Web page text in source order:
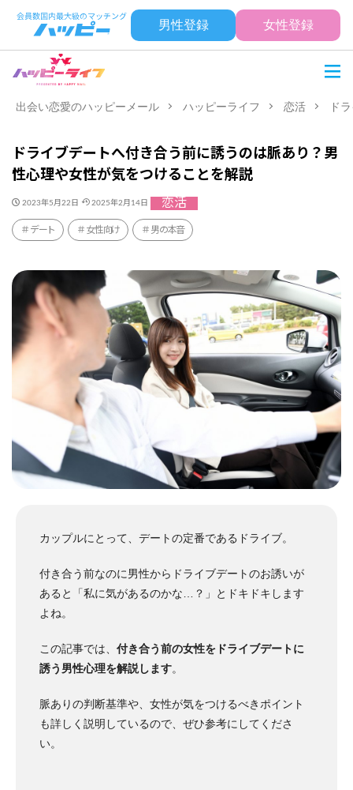
男性登録 女性登録
出会い恋愛のハッピーメール ハッピーライフ 恋活 ド
ドライブデートへ付き合う前に誘うのは脈あり？男
性心理や女性が気をつけることを解説
2023年5月22日 2025年2月14日 恋活
デート 女性向け 男の本音
カップルにとって、デートの定番であるドライブ。
付き合う前なのに男性からドライブデートのお誘いが
あると「私に気があるのかな…？」とドキドキします
よね。
この記事では、 付き合う前の女性をドライブデートに
誘う男性心理を解説します。
脈ありの判断基準や、女性が気をつけるべきポイント
も詳しく説明しているので、ぜひ参考にしてくださ
い。